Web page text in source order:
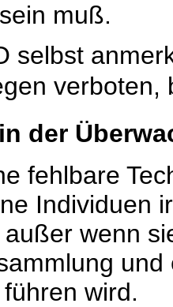
muß.
selbst
der
fehlbare
Individuen
wenn
wird.